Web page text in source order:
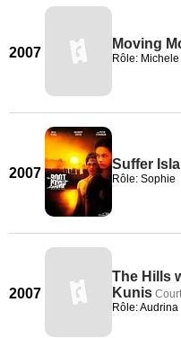
2007
Moving
Rôle:
2007
Suffer
Rôle: Sophie
2007
The Hills
Kunis
Rôle: Audrina